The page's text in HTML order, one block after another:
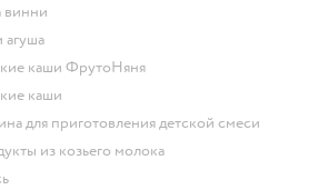
винни
агуша
каши ФрутоНяня
каши
для приготовления детской смеси
из козьего молока